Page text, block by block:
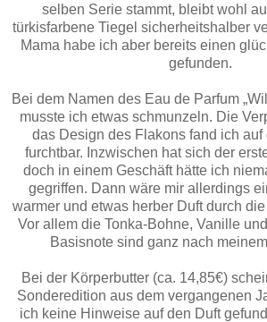
selben Serie stammt, bleibt wohl
türkisfarbene Tiegel sicherheitshalber
Mama habe ich aber bereits einen
gefunden.
Bei dem Namen des Eau de Parfum
musste ich etwas schmunzeln. Die
das Design des Flakons fand ich
furchtbar. Inzwischen hat sich der
doch in einem Geschäft hätte ich
gegriffen. Dann wäre mir allerdings
warmer und etwas herber Duft durch
Vor allem die Tonka-Bohne, Vanille
Basisnote sind ganz nach
Bei der Körperbutter (ca. 14,85€)
Sonderedition aus dem vergangenen
ich keine Hinweise auf den Duft